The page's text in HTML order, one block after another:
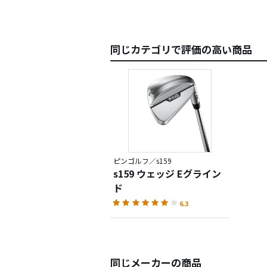
同じカテゴリで評価の高い商品
ピンゴルフ／s159
s159 ウェッジ Eグライン
ド
6.3
同じメーカーの商品